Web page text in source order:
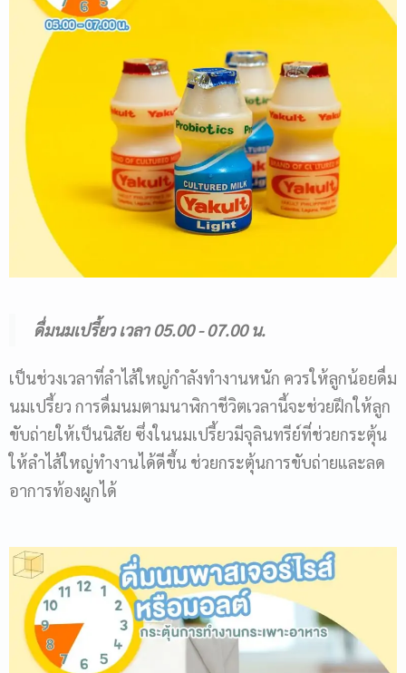
ดื่มนมเปรี้ยว เวลา 05.00 - 07.00 น.
เป็นช่วงเวลาที่ลำไส้ใหญ่กำลังทำงานหนัก ควรให้ลูกน้อยดื่ม
นมเปรี้ยว การดื่มนมตามนาฬิกาชีวิตเวลานี้จะช่วยฝึกให้ลูก
ขับถ่ายให้เป็นนิสัย ซึ่งในนมเปรี้ยวมีจุลินทรีย์ที่ช่วยกระตุ้น
ให้ลำไส้ใหญ่ทำงานได้ดีขึ้น ช่วยกระตุ้นการขับถ่ายและลด
อาการท้องผูกได้